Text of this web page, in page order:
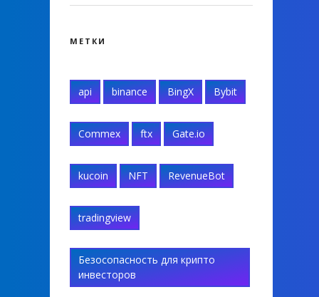
МЕТКИ
api binance BingX Bybit
Commex ftx Gate.io
kucoin NFT RevenueBot
tradingview
Безосопасность для крипто
инвесторов